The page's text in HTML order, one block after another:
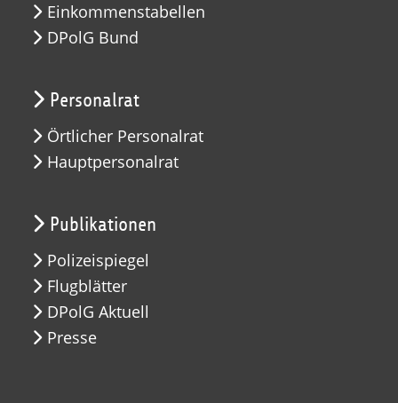
Einkommenstabellen
DPolG Bund
Personalrat
Örtlicher Personalrat
Hauptpersonalrat
Publikationen
Polizeispiegel
Flugblätter
DPolG Aktuell
Presse